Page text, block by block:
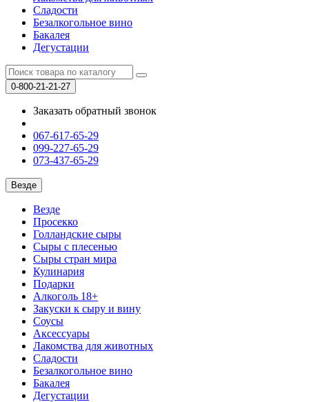
Сладости
Безалкогольное вино
Бакалея
Дегустации
0-800-21-21-27
Заказать обратный звонок
067-617-65-29
099-227-65-29
073-437-65-29
Везде
Везде
Просекко
Голландские сыры
Сыры с плесенью
Сыры стран мира
Кулинария
Подарки
Алкоголь 18+
Закуски к сыру и вину
Соусы
Аксессуары
Лакомства для животных
Сладости
Безалкогольное вино
Бакалея
Дегустации